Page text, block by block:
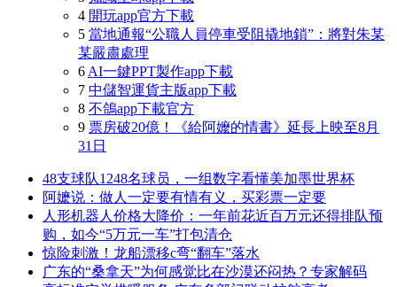
4 開玩app官方下載
5 當地通報“公職人員停車受阻撬地鎖”：將對朱某
某嚴肅處理
6 AI一鍵PPT製作app下載
7 中儲智運貨主版app下載
8 不鴿app下載官方
9 票房破20億！《給阿嬤的情書》延長上映至8月
31日
48支球队1248名球员，一组数字看懂美加墨世界杯
阿嬷说：做人一定要有情有义，买彩票一定要
人形机器人价格大降价：一年前花近百万元还得排队预
购，如今“5万元一车”打包清仓
惊险刺激！龙船漂移c弯“翻车”落水
广东的“桑拿天”为何感觉比在沙漠还闷热？专家解码